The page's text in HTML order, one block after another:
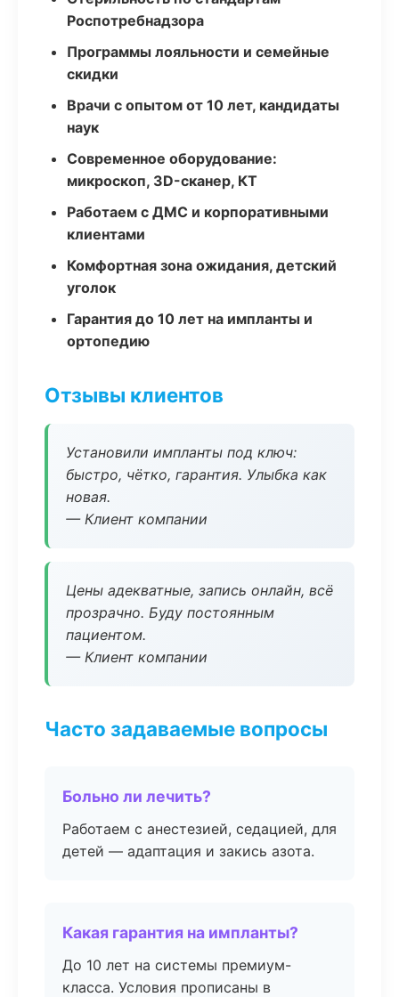
Роспотребнадзора
Программы лояльности и семейные
скидки
Врачи с опытом от 10 лет, кандидаты
наук
Современное оборудование:
микроскоп, 3D-сканер, КТ
Работаем с ДМС и корпоративными
клиентами
Комфортная зона ожидания, детский
уголок
Гарантия до 10 лет на импланты и
ортопедию
Отзывы клиентов
Установили импланты под ключ:
быстро, чётко, гарантия. Улыбка как
новая.
— Клиент компании
Цены адекватные, запись онлайн, всё
прозрачно. Буду постоянным
пациентом.
— Клиент компании
Часто задаваемые вопросы
Больно ли лечить?
Работаем с анестезией, седацией, для
детей — адаптация и закись азота.
Какая гарантия на импланты?
До 10 лет на системы премиум-
класса. Условия прописаны в